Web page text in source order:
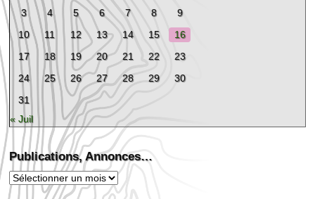
3 4 5 6 7 8
9
10
11 12 13 14 15
16
17
18 19 20 21 22
23
24
25 26 27 28 29
30
31
« Juil
Publications, Annonces…
Publications,
Annonces…